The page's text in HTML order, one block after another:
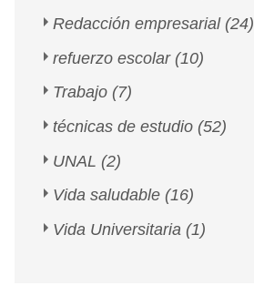
Redacción empresarial (24)
refuerzo escolar (10)
Trabajo (7)
técnicas de estudio (52)
UNAL (2)
Vida saludable (16)
Vida Universitaria (1)